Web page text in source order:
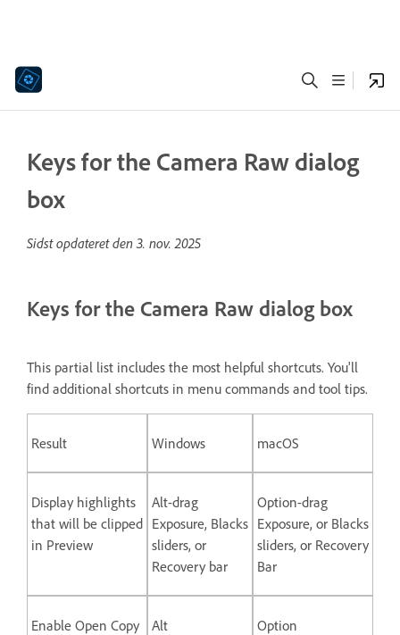
Keys for the Camera Raw dialog
box
Sidst opdateret den 3. nov. 2025
Keys for the Camera Raw dialog box
This partial list includes the most helpful shortcuts. You'll
find additional shortcuts in menu commands and tool tips.
Result Windows macOS
Display highlights
that will be clipped
in Preview
Alt-drag
Exposure, Blacks
sliders, or
Recovery bar
Option-drag
Exposure, or Blacks
sliders, or Recovery
Bar
Enable Open Copy
Alt Option